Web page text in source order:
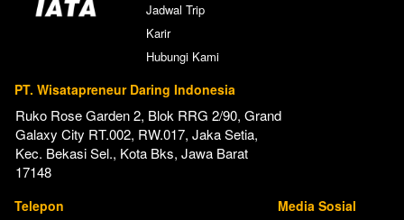
Jadwal Trip
Karir
Hubungi Kami
PT. Wisatapreneur Daring Indonesia
Ruko Rose Garden 2, Blok RRG 2/90, Grand
Galaxy City RT.002, RW.017, Jaka Setia,
Kec. Bekasi Sel., Kota Bks, Jawa Barat
17148
Telepon Media Sosial